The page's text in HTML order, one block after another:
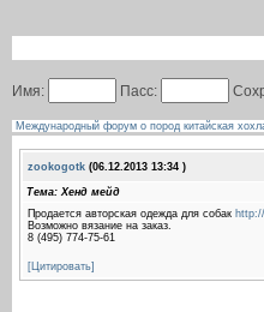
Имя: Пасс:
Международный форум о пород китайская
zookogotk (06.12.2013 13:34 )
Тема: Хенд мейд
Продается авторская одежда для собак
Возможно вязание на заказ.
8 (495) 774-75-61
[Цитировать]